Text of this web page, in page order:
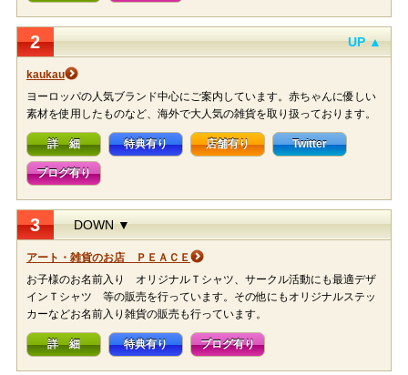
2 UP ▲
kaukau
ヨーロッパの人気ブランド中心にご案内しています。赤ちゃんに優しい
素材を使用したものなど、海外で大人気の雑貨を取り扱っております。
詳 細 特典有り 店舗有り Twitter
ブログ有り
3 DOWN ▼
アート・雑貨のお店 ＰＥＡＣＥ
お子様のお名前入り オリジナルＴシャツ、サークル活動にも最適デザ
インＴシャツ 等の販売を行っています。その他にもオリジナルステッ
カーなどお名前入り雑貨の販売も行っています。
詳 細 特典有り ブログ有り